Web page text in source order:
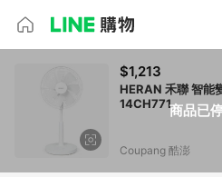
商品已
$1,213
HERAN 禾聯 智能變
14CH771
Coupang 酷澎